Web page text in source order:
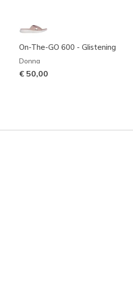
On-The-GO 600 - Glistening
Donna
€ 50,00